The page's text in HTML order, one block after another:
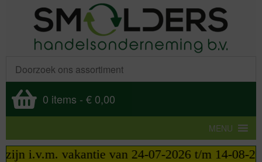
0 items - € 0,00
MENU
vakantie van 24-07-2026 t/m 14-08-2026